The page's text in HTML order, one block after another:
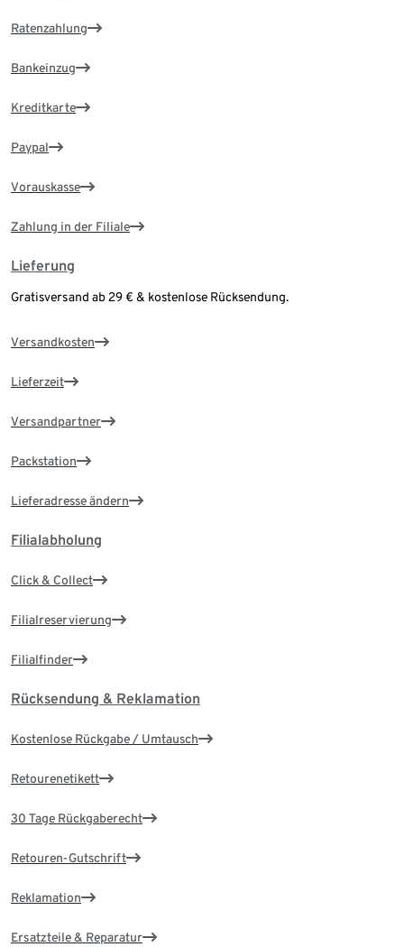
Ratenzahlung
Bankeinzug
Kreditkarte
Paypal
Vorauskasse
Zahlung in der Filiale
Lieferung
Gratisversand ab 29 € & kostenlose Rücksendung.
Versandkosten
Lieferzeit
Versandpartner
Packstation
Lieferadresse ändern
Filialabholung
Click & Collect
Filialreservierung
Filialfinder
Rücksendung & Reklamation
Kostenlose Rückgabe / Umtausch
Retourenetikett
30 Tage Rückgaberecht
Retouren-Gutschrift
Reklamation
Ersatzteile & Reparatur